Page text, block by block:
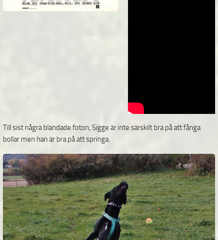
Till sist några blandade foton, Sigge är inte särskilt bra på att fånga
bollar men han är bra på att springa.